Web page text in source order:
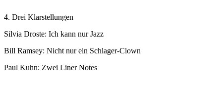
4. Drei Klarstellungen
Silvia Droste: Ich kann nur Jazz
Bill Ramsey: Nicht nur ein Schlager-Clown
Paul Kuhn: Zwei Liner Notes